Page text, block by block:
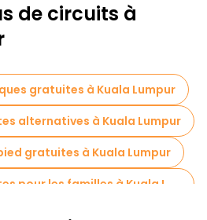
de circuits à
gratuites à Kuala Lumpur
alternatives à Kuala Lumpur
gratuites à Kuala Lumpur